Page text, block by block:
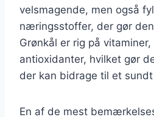
velsmagende, men også
næringsstoffer, der gør
Grønkål er rig på
antioxidanter, hvilket gør
der kan bidrage til et
En af de mest